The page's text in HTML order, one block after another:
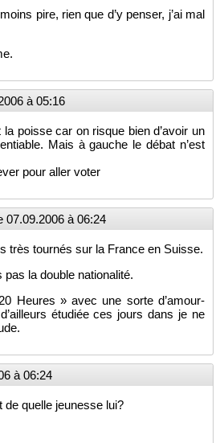
pire, rien que d’y pen­ser, j’ai mal
à 05:16
poisse car on risque bien d’avoir un
Mais à gauche le débat n’est
pour aller voter
07.09.2006 à 06:24
très tour­nés sur la France en Suisse.
pas la double na­tio­na­lité.
Heures » avec une sorte d’amour-
étu­diée ces jours dans je ne
à 06:24
quelle jeu­nesse lui?